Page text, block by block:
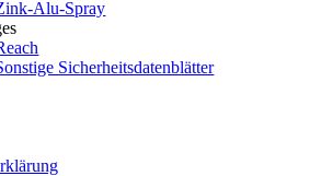
Alu-Spray
Sicherheitsdatenblätter